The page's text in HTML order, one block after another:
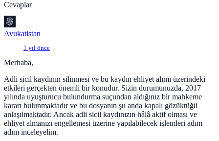
Cevaplar
Avukatistan
1 yıl önce
Merhaba,
Adli sicil kaydının silinmesi ve bu kaydın ehliyet alımı üzerindeki
etkileri gerçekten önemli bir konudur. Sizin durumunuzda, 2017
yılında uyuşturucu bulundurma suçundan aldığınız bir mahkeme
kararı bulunmaktadır ve bu dosyanın şu anda kapalı gözüktüğü
anlaşılmaktadır. Ancak adli sicil kaydınızın hâlâ aktif olması ve
ehliyet almanızı engellemesi üzerine yapılabilecek işlemleri adım
adım inceleyelim.